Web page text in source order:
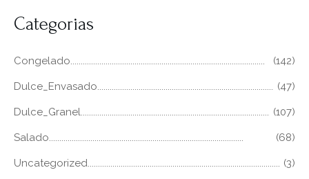
Categorias
Congelado (142)
Dulce_Envasado (47)
Dulce_Granel (107)
Salado (68)
Uncategorized (3)